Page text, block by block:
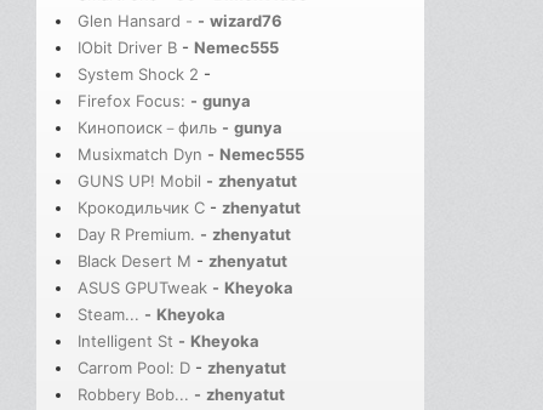
Glen Hansard - - wizard76
IObit Driver B - Nemec555
System Shock 2 -
Firefox Focus: - gunya
Кинопоиск－филь - gunya
Musixmatch Dyn - Nemec555
GUNS UP! Mobil - zhenyatut
Крокодильчик С - zhenyatut
Day R Premium. - zhenyatut
Black Desert M - zhenyatut
ASUS GPUTweak - Kheyoka
Steam... - Kheyoka
Intelligent St - Kheyoka
Carrom Pool: D - zhenyatut
Robbery Bob... - zhenyatut